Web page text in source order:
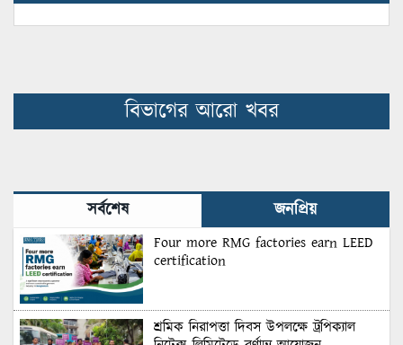
বিভাগের আরো খবর
সর্বশেষ জনপ্রিয়
Four more RMG factories earn LEED
certification
শ্রমিক নিরাপত্তা দিবস উপলক্ষে ট্রপিক্যাল